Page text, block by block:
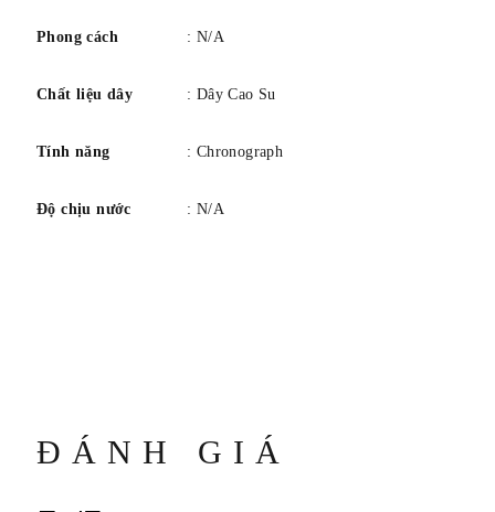
Phong cách : N/A
Chất liệu dây : Dây Cao Su
Tính năng : Chronograph
Độ chịu nước : N/A
ĐÁNH GIÁ